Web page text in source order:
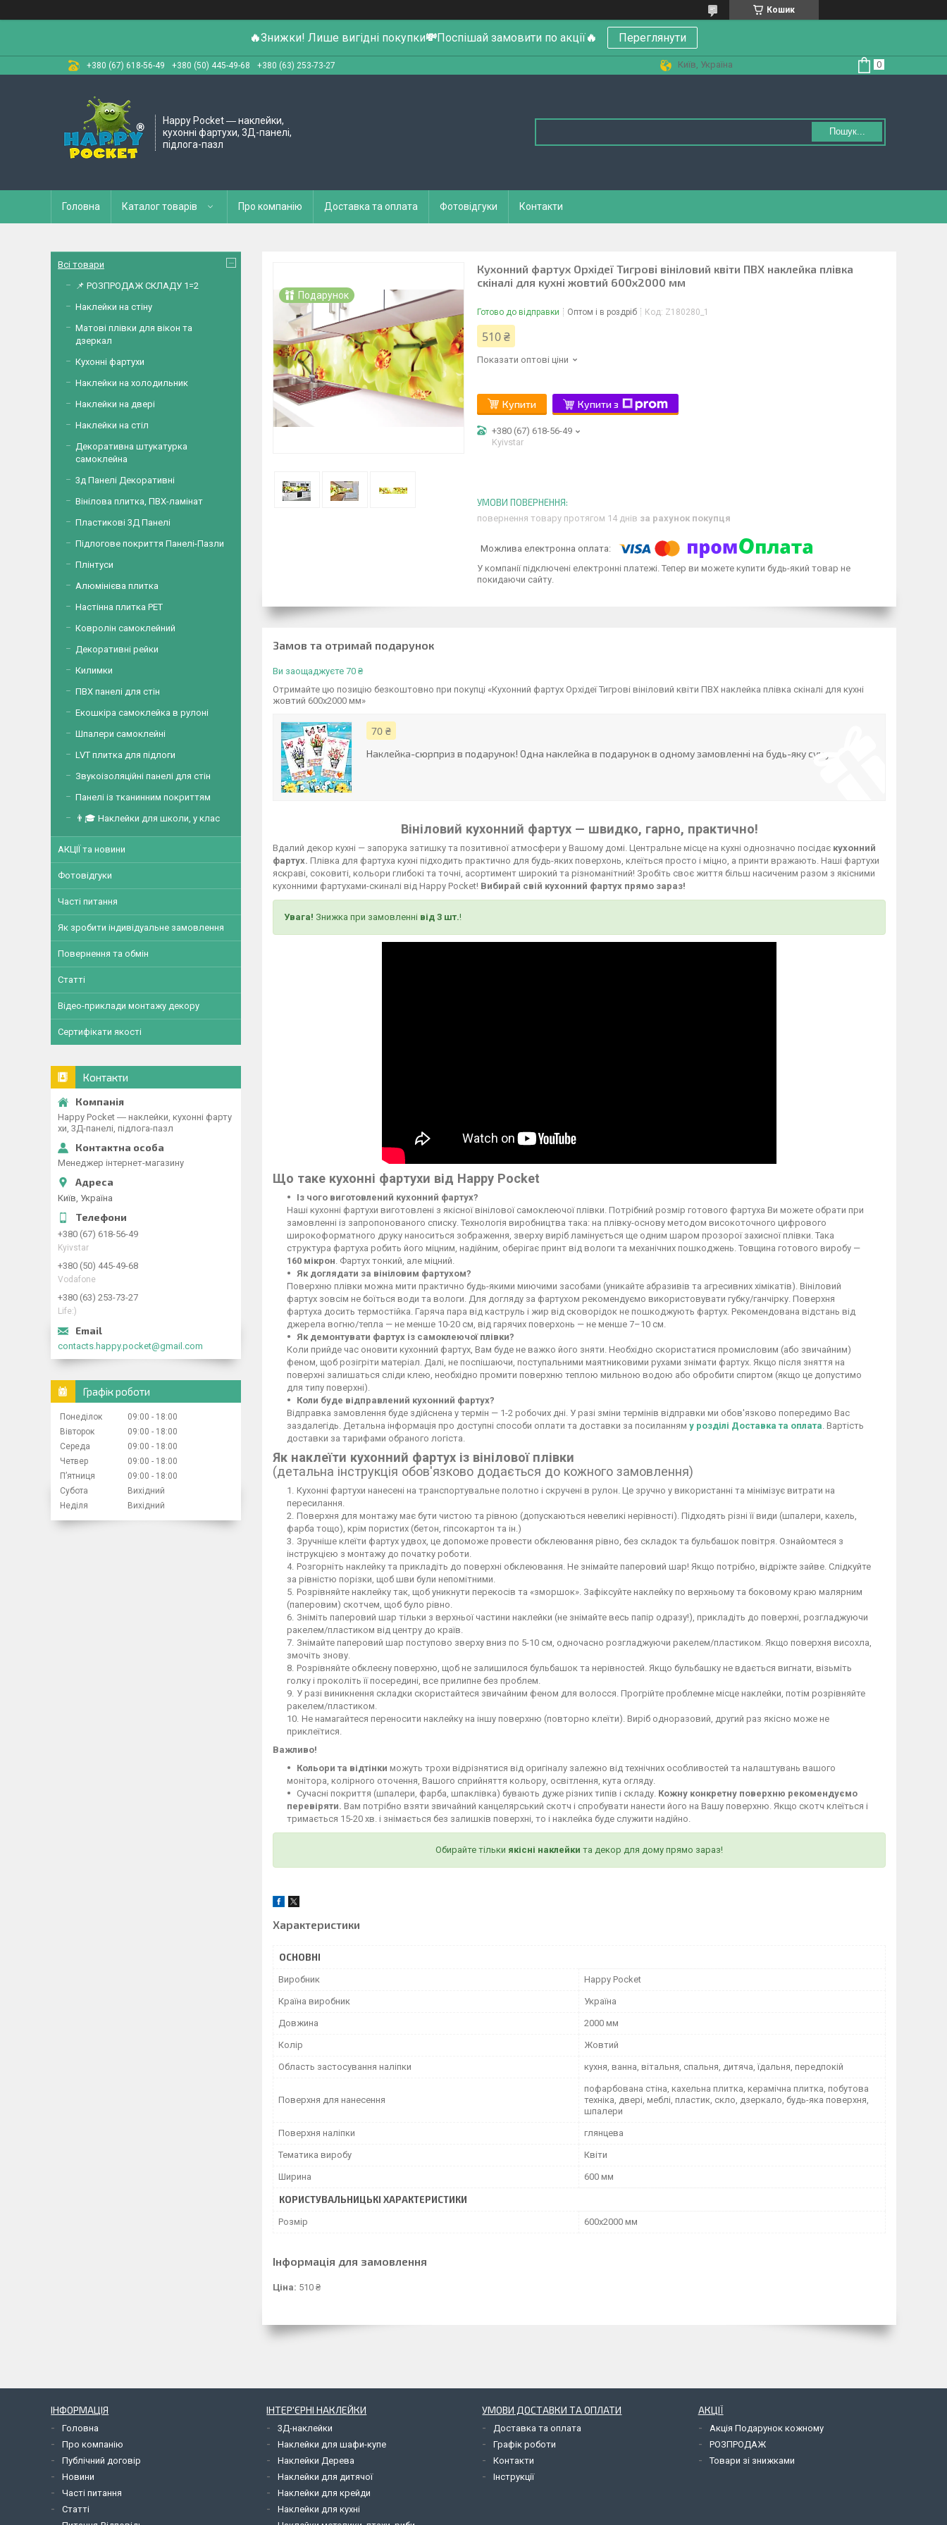
Кошик
🔥Знижки! Лише вигідні покупки💸Поспішай замовити по акції🔥 Переглянути
+380 (67) 618-56-49 +380 (50) 445-49-68 +380 (63) 253-73-27 Київ, Україна
Happy Pocket ― наклейки,
кухонні фартухи, 3Д-панелі,
підлога-пазл
Пошук...
Головна Каталог товарів Про компанію Доставка та оплата Фотовідгуки Контакти
Подарунок
Кухонний фартух Орхідеї Тигрові вініловий квіти ПВХ наклейка плівка
скіналі для кухні жовтий 600х2000 мм
Готово до відправки Оптом і в роздріб Код: Z180280_1
510 ₴
Показати оптові ціни
Купити Купити з
+380 (67) 618-56-49
Kyivstar
повернення товару протягом 14 днів за рахунок покупця
У компанії підключені електронні платежі. Тепер ви можете купити будь-який товар не
покидаючи сайту.
Замов та отримай подарунок
Ви заощаджуєте 70 ₴
Отримайте цю позицію безкоштовно при покупці «Кухонний фартух Орхідеї Тигрові вініловий квіти ПВХ наклейка плівка скіналі для кухні
жовтий 600х2000 мм»
70 ₴
Наклейка-сюрприз в подарунок! Одна наклейка в подарунок в одному замовленні на будь-яку суму
Вініловий кухонний фартух — швидко, гарно, практично!
Вдалий декор кухні — запорука затишку та позитивної атмосфери у Вашому домі. Центральне місце на кухні однозначно посідає кухонний
фартух. Плівка для фартуха кухні підходить практично для будь-яких поверхонь, клеїться просто і міцно, а принти вражають. Наші фартухи
яскраві, соковиті, кольори глибокі та точні, асортимент широкий та різноманітний! Зробіть своє життя більш насиченим разом з якісними
кухонними фартухами-скиналі від Happy Pocket! Вибирай свій кухонний фартух прямо зараз!
Увага! Знижка при замовленні від 3 шт.!
Що таке кухонні фартухи від Happy Pocket
Із чого виготовлений кухонний фартух?
Наші кухонні фартухи виготовлені з якісної вінілової самоклеючої плівки. Потрібний розмір готового фартуха Ви можете обрати при
замовленні із запропонованого списку. Технологія виробництва така: на плівку-основу методом високоточного цифрового
широкоформатного друку наноситься зображення, зверху виріб ламінується ще одним шаром прозорої захисної плівки. Така
структура фартуха робить його міцним, надійним, оберігає принт від вологи та механічних пошкоджень. Товщина готового виробу —
160 мікрон . Фартух тонкий, але міцний.
Як доглядати за вініловим фартухом?
Поверхню плівки можна мити практично будь-якими миючими засобами (уникайте абразивів та агресивних хімікатів). Вініловий
фартух зовсім не боїться води та вологи. Для догляду за фартухом рекомендуємо використовувати губку/ганчірку. Поверхня
фартуха досить термостійка. Гаряча пара від каструль і жир від сковорідок не пошкоджують фартух. Рекомендована відстань від
джерела вогню/тепла — не менше 10-20 см, від гарячих поверхонь — не менше 7–10 см.
Як демонтувати фартух із самоклеючої плівки?
Коли прийде час оновити кухонний фартух, Вам буде не важко його зняти. Необхідно скористатися промисловим (або звичайним)
феном, щоб розігріти матеріал. Далі, не поспішаючи, поступальними маятниковими рухами знімати фартух. Якщо після зняття на
поверхні залишаться сліди клею, необхідно промити поверхню теплою мильною водою або обробити спиртом (якщо це допустимо
для типу поверхні).
Коли буде відправлений кухонний фартух?
Відправка замовлення буде здійснена у термін — 1-2 робочих дні. У разі зміни термінів відправки ми обов'язково попередимо Вас
заздалегідь. Детальна інформація про доступні способи оплати та доставки за посиланням у розділі Доставка та оплата . Вартість
доставки за тарифами обраного логіста.
Як наклеїти кухонний фартух із вінілової плівки
(детальна інструкція обов'язково додається до кожного замовлення)
Кухонні фартухи нанесені на транспортувальне полотно і скручені в рулон. Це зручно у використанні та мінімізує витрати на
пересилання.
Поверхня для монтажу має бути чистою та рівною (допускаються невеликі нерівності). Підходять різні її види (шпалери, кахель,
фарба тощо), крім пористих (бетон, гіпсокартон та ін.)
Зручніше клеїти фартух удвох, це допоможе провести обклеювання рівно, без складок та бульбашок повітря. Ознайомтеся з
інструкцією з монтажу до початку роботи.
Розгорніть наклейку та прикладіть до поверхні обклеювання. Не знімайте паперовий шар! Якщо потрібно, відріжте зайве. Слідкуйте
за рівністю порізки, щоб шви були непомітними.
Розрівняйте наклейку так, щоб уникнути перекосів та «зморшок». Зафіксуйте наклейку по верхньому та боковому краю малярним
(паперовим) скотчем, щоб було рівно.
Зніміть паперовий шар тільки з верхньої частини наклейки (не знімайте весь папір одразу!), прикладіть до поверхні, розгладжуючи
ракелем/пластиком від центру до країв.
Знімайте паперовий шар поступово зверху вниз по 5-10 см, одночасно розгладжуючи ракелем/пластиком. Якщо поверхня висохла,
змочіть знову.
Розрівняйте обклеєну поверхню, щоб не залишилося бульбашок та нерівностей. Якщо бульбашку не вдається вигнати, візьміть
голку і проколіть її посередині, все прилипне без проблем.
У разі виникнення складки скористайтеся звичайним феном для волосся. Прогрійте проблемне місце наклейки, потім розрівняйте
ракелем/пластиком.
Не намагайтеся переносити наклейку на іншу поверхню (повторно клеїти). Виріб одноразовий, другий раз якісно може не
приклеїтися.
Важливо!
Кольори та відтінки можуть трохи відрізнятися від оригіналу залежно від технічних особливостей та налаштувань вашого
монітора, колірного оточення, Вашого сприйняття кольору, освітлення, кута огляду.
Сучасні покриття (шпалери, фарба, шпаклівка) бувають дуже різних типів і складу. Кожну конкретну поверхню рекомендуємо
перевіряти. Вам потрібно взяти звичайний канцелярський скотч і спробувати нанести його на Вашу поверхню. Якщо скотч клеїться і
тримається 15-20 хв. і знімається без залишків поверхні, то і наклейка буде служити надійно.
Обирайте тільки якісні наклейки та декор для дому прямо зараз!
Характеристики
ОСНОВНІ
Виробник Happy Pocket
Країна виробник Україна
Довжина 2000 мм
Колір Жовтий
Область застосування наліпки кухня, ванна, вітальня, спальня, дитяча, їдальня, передпокій
Поверхня для нанесення
пофарбована стіна, кахельна плитка, керамічна плитка, побутова
техніка, двері, меблі, пластик, скло, дзеркало, будь-яка поверхня,
шпалери
Поверхня наліпки глянцева
Тематика виробу Квіти
Ширина 600 мм
КОРИСТУВАЛЬНИЦЬКІ ХАРАКТЕРИСТИКИ
Розмір 600х2000 мм
Інформація для замовлення
Ціна: 510 ₴
Всі товари
📌 РОЗПРОДАЖ СКЛАДУ 1=2
Наклейки на стіну
Матові плівки для вікон та
дзеркал
Кухонні фартухи
Наклейки на холодильник
Наклейки на двері
Наклейки на стіл
Декоративна штукатурка
самоклейна
3д Панелі Декоративні
Вінілова плитка, ПВХ-ламінат
Пластикові 3Д Панелі
Підлогове покриття Панелі-Пазли
Плінтуси
Алюмінієва плитка
Настінна плитка PET
Ковролін самоклейний
Декоративні рейки
Килимки
ПВХ панелі для стін
Екошкіра самоклейка в рулоні
Шпалери самоклейні
LVT плитка для підлоги
Звукоізоляційні панелі для стін
Панелі із тканинним покриттям
👨🎓 Наклейки для школи, у клас
АКЦІЇ та новини
Фотовідгуки
Часті питання
Як зробити індивідуальне замовлення
Повернення та обмін
Статті
Відео-приклади монтажу декору
Сертифікати якості
Контакти
Happy Pocket ― наклейки, кухонні фарту
хи, 3Д-панелі, підлога-пазл
Менеджер інтернет-магазину
Київ, Україна
+380 (67) 618-56-49
Kyivstar
+380 (50) 445-49-68
Vodafone
+380 (63) 253-73-27
Life:)
contacts.happy.pocket@gmail.com
Графік роботи
Понеділок 09:00
18:00
Вівторок
09:00
18:00
Середа
09:00
18:00
Четвер
09:00
18:00
Пʼятниця
09:00
18:00
Субота
Вихідний
Неділя
Вихідний
ІНФОРМАЦІЯ
Головна
Про компанію
Публічний договір
Новини
Часті питання
Статті
ІНТЕР'ЄРНІ НАКЛЕЙКИ
3Д-наклейки
Наклейки для шафи-купе
Наклейки Дерева
Наклейки для дитячої
Наклейки для крейди
Наклейки для кухні
УМОВИ ДОСТАВКИ ТА ОПЛАТИ
Доставка та оплата
Графік роботи
Контакти
Інструкції
АКЦІЇ
Акція Подарунок кожному
РОЗПРОДАЖ
Товари зі знижками